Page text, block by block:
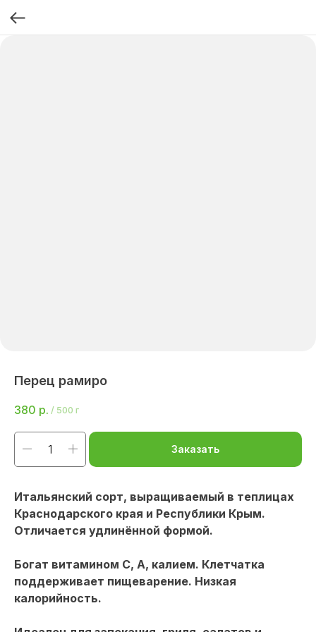
Перец рамиро
380 р. / 500 г
Заказать
Итальянский сорт, выращиваемый в теплицах
Краснодарского края и Республики Крым.
Отличается удлинённой формой.
Богат витамином С, А, калием. Клетчатка
поддерживает пищеварение. Низкая
калорийность.